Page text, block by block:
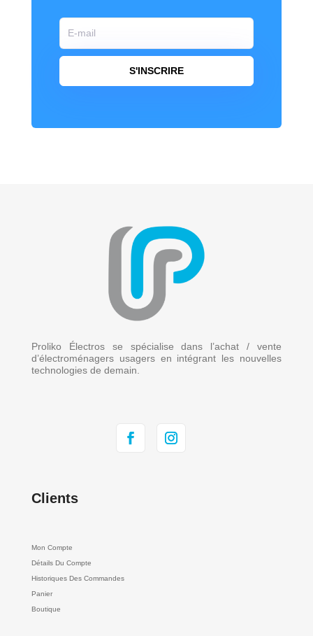
S'INSCRIRE
Proliko Électros se spécialise dans l’achat / vente
d’électroménagers usagers en intégrant les nouvelles
technologies de demain.
Clients
Mon Compte
Détails Du Compte
Historiques Des Commandes
Panier
Boutique